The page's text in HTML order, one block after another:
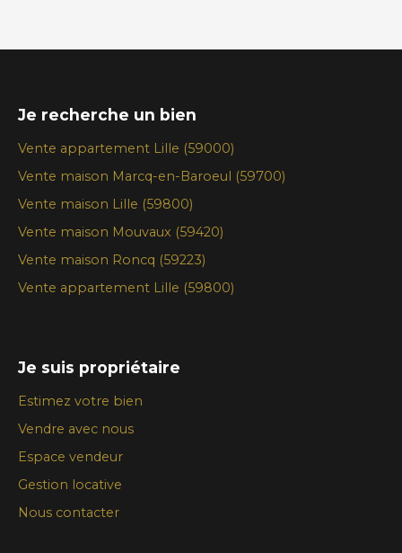
Je recherche un bien
Vente appartement Lille (59000)
Vente maison Marcq-en-Baroeul (59700)
Vente maison Lille (59800)
Vente maison Mouvaux (59420)
Vente maison Roncq (59223)
Vente appartement Lille (59800)
Je suis propriétaire
Estimez votre bien
Vendre avec nous
Espace vendeur
Gestion locative
Nous contacter